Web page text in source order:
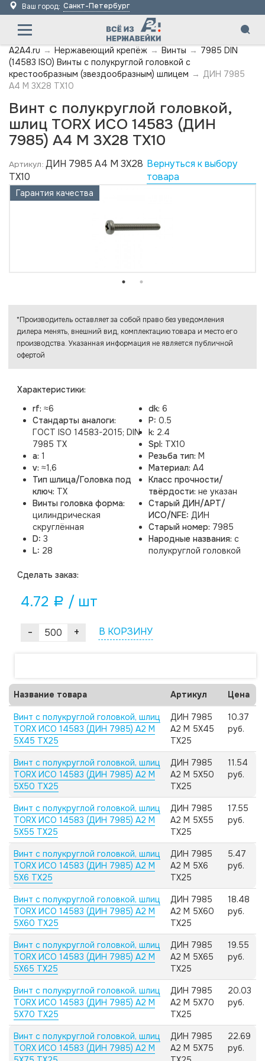
Ваш город: Санкт-Петербург
A2A4.ru → Нержавеющий крепёж → Винты → 7985 DIN
(14583 ISO) Винты с полукруглой головкой с
крестообразным (звездообразным) шлицем → ДИН 7985
А4 M 3X28 TX10
Винт с полукруглой головкой,
шлиц TORX ИСО 14583 (ДИН
7985) А4 M 3X28 TX10
Артикул: ДИН 7985 А4 M 3X28
TX10
Вернуться к выбору
товара
Гарантия качества
Характеристики:
rf: ≈6
Стандарты аналоги:
ГОСТ ISO 14583-2015; DIN
7985 TX
a: 1
v: ≈1,6
Тип шлица/Головка под
ключ: TX
Винты головка форма:
цилиндрическая
скруглённая
D: 3
L: 28
dk: 6
P: 0.5
k: 2.4
Spl: TX10
Резьба тип: M
Материал: A4
Класс прочности/
твёрдости: не указан
Старый ДИН/АРТ/
ИСО/NFE: ДИН
Старый номер: 7985
Народные названия: с
полукруглой головкой
Cделать заказ:
4.72 a / шт
- + В КОРЗИНУ
*Производитель оставляет за собой право без уведомления
дилера менять, внешний вид, комплектацию товара и место его
производства. Указанная информация не является публичной
офертой
Название товара Артикул Цена
Винт с полукруглой головкой, шлиц
TORX ИСО 14583 (ДИН 7985) А2 M
5X45 TX25
ДИН 7985
А2 M 5X45
TX25
10.37
руб.
Винт с полукруглой головкой, шлиц
TORX ИСО 14583 (ДИН 7985) А2 M
5X50 TX25
ДИН 7985
А2 M 5X50
TX25
11.54
руб.
Винт с полукруглой головкой, шлиц
TORX ИСО 14583 (ДИН 7985) А2 M
5X55 TX25
ДИН 7985
А2 M 5X55
TX25
17.55
руб.
Винт с полукруглой головкой, шлиц
TORX ИСО 14583 (ДИН 7985) А2 M
5X6 TX25
ДИН 7985
А2 M 5X6
TX25
5.47
руб.
Винт с полукруглой головкой, шлиц
TORX ИСО 14583 (ДИН 7985) А2 M
5X60 TX25
ДИН 7985
А2 M 5X60
TX25
18.48
руб.
Винт с полукруглой головкой, шлиц
TORX ИСО 14583 (ДИН 7985) А2 M
5X65 TX25
ДИН 7985
А2 M 5X65
TX25
19.55
руб.
Винт с полукруглой головкой, шлиц
TORX ИСО 14583 (ДИН 7985) А2 M
5X70 TX25
ДИН 7985
А2 M 5X70
TX25
20.03
руб.
Винт с полукруглой головкой, шлиц
TORX ИСО 14583 (ДИН 7985) А2 M
ДИН 7985
А2 M 5X75
22.69
руб.